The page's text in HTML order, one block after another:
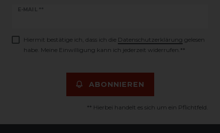
E-MAIL **
Newsletter
Hiermit bestätige ich, dass ich die Daten­schutz­erklärung gelesen
habe. Meine Einwilligung kann ich jederzeit widerrufen.**
ABONNIEREN
** Hierbei handelt es sich um ein Pflichtfeld.